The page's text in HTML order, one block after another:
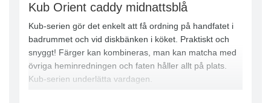
Kub Orient caddy midnattsblå
Kub-serien gör det enkelt att få ordning på handfatet i
badrummet och vid diskbänken i köket. Praktiskt och
snyggt! Färger kan kombineras, man kan matcha med
övriga heminredningen och faten håller allt på plats.
Kub-serien underlätta vardagen.